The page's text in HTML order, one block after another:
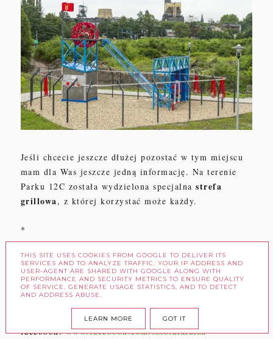
Jeśli chcecie jeszcze dłużej pozostać w tym miejscu
mam dla Was jeszcze jedną informację. Na terenie
Parku 12C została wydzielona specjalnastrefa
grillowa, z której korzystać może każdy.
*
Park 12C Sztolni Królowa Luiza
ul. Sienkiewicza 43, Zabrze
rezerwacja:tel.32 271 40 77 czynny codziennie od
8:30 do 21:00
strona internetowa: www.sztolnialuiza.pl
facebook:www.facebook.com/sztolnialuiza
THIS SITE USES COOKIES FROM GOOGLE TO DELIVER ITS
SERVICES AND TO ANALYZE TRAFFIC. YOUR IP ADDRESS AND
USER-AGENT ARE SHARED WITH GOOGLE ALONG WITH
PERFORMANCE AND SECURITY METRICS TO ENSURE QUALITY
OF SERVICE, GENERATE USAGE STATISTICS, AND TO DETECT
AND ADDRESS ABUSE.
LEARN MORE GOT IT